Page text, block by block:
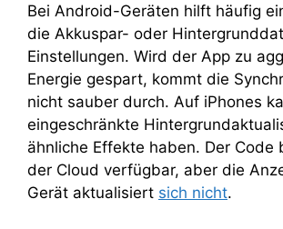
Bei Android-Geräten hilft häufig
die Akkuspar- oder
Einstellungen. Wird der App zu
Energie gespart, kommt die
nicht sauber durch. Auf iPhones
eingeschränkte
ähnliche Effekte haben. Der Code
der Cloud verfügbar, aber die
Gerät aktualisiert sich nicht.